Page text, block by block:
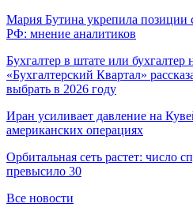
Мария Бутина укрепила позиции
РФ: мнение аналитиков
Бухгалтер в штате или бухгалтер
«Бухгалтерский Квартал»
выбрать в 2026 году
Иран усиливает давление на
американских операциях
Орбитальная сеть растет: число
превысило 30
Все новости